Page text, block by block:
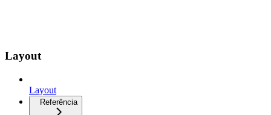
Layout
Layout
Referência